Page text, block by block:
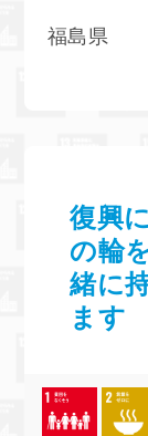
福島県
復興
の輪
緒に
ます